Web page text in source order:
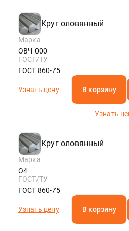
Круг оловянный
Марка
ОВЧ-000
ГОСТ/ТУ
ГОСТ 860-75
Узнать цену В корзину
Узнать
Круг оловянный
Марка
О4
ГОСТ/ТУ
ГОСТ 860-75
Узнать цену В корзину